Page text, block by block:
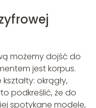
możemy dojść do
jest korpus.
okrągły,
podkreślić, że do
spotykane modele,